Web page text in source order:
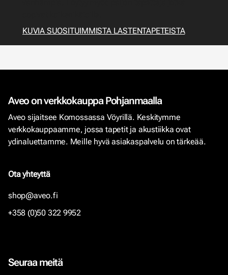
KUVIA SUOSITUIMMISTA LASTENTAPETEISTA
Aveo on verkkokauppa Pohjanmaalla
Aveo sijaitsee Komossassa Vöyrillä. Keskitymme
verkkokauppaamme, jossa tapetit ja akustiikka ovat
ydinaluettamme. Meille hyvä asiakaspalvelu on tärkeää.
Ota yhteyttä
shop@aveo.fi
+358 (0)50 322 9952
Seuraa meitä